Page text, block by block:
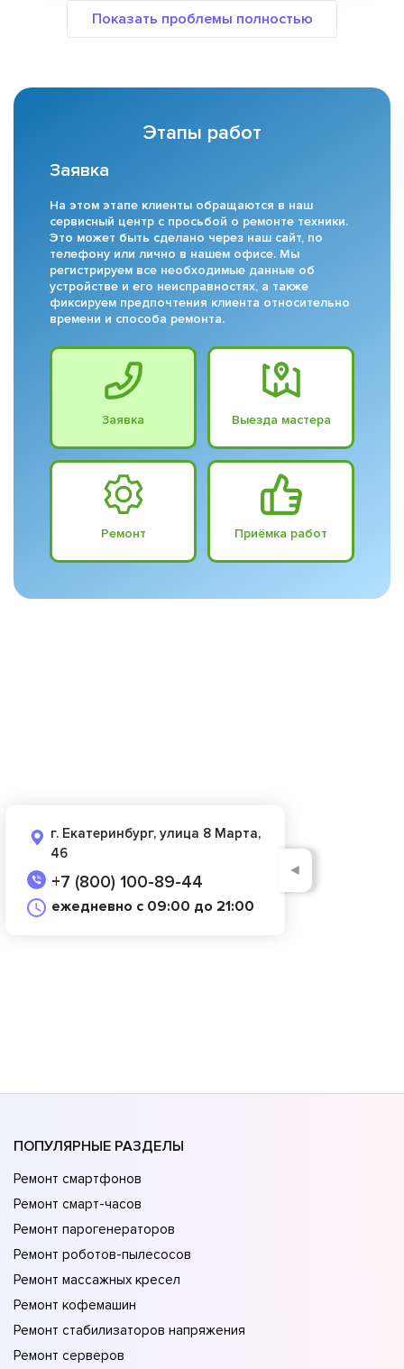
Этапы работ
Заявка
На этом этапе клиенты обращаются в наш
сервисный центр с просьбой о ремонте техники.
Это может быть сделано через наш сайт, по
телефону или лично в нашем офисе. Мы
регистрируем все необходимые данные об
устройстве и его неисправностях, а также
фиксируем предпочтения клиента относительно
времени и способа ремонта.
Заявка Выезда мастера
Ремонт Приёмка работ
г. Екатеринбург, улица 8 Марта,
46
+7 (800) 100-89-44
ежедневно с 09:00 до 21:00
◄
ПОПУЛЯРНЫЕ РАЗДЕЛЫ
Ремонт смартфонов
Ремонт смарт-часов
Ремонт парогенераторов
Ремонт роботов-пылесосов
Ремонт массажных кресел
Ремонт кофемашин
Ремонт стабилизаторов напряжения
Ремонт серверов